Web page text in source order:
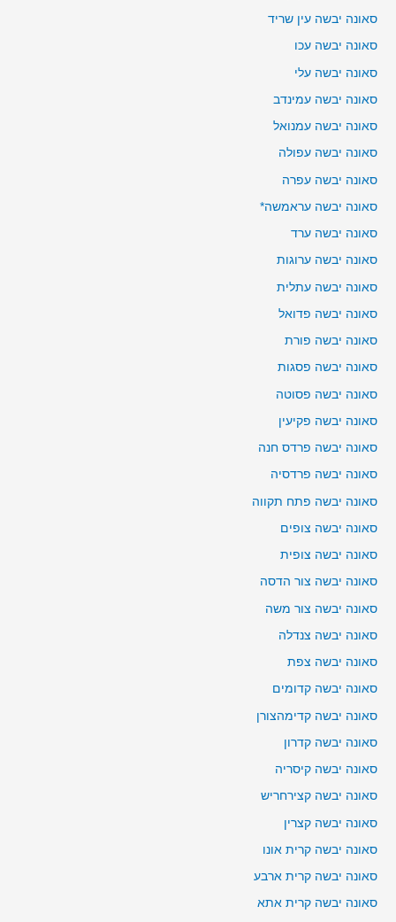
סאונה יבשה עין שריד
סאונה יבשה עכו
סאונה יבשה עלי
סאונה יבשה עמינדב
סאונה יבשה עמנואל
סאונה יבשה עפולה
סאונה יבשה עפרה
סאונה יבשה עראמשה*
סאונה יבשה ערד
סאונה יבשה ערוגות
סאונה יבשה עתלית
סאונה יבשה פדואל
סאונה יבשה פורת
סאונה יבשה פסגות
סאונה יבשה פסוטה
סאונה יבשה פקיעין
סאונה יבשה פרדס חנה
סאונה יבשה פרדסיה
סאונה יבשה פתח תקווה
סאונה יבשה צופים
סאונה יבשה צופית
סאונה יבשה צור הדסה
סאונה יבשה צור משה
סאונה יבשה צנדלה
סאונה יבשה צפת
סאונה יבשה קדומים
סאונה יבשה קדימהצורן
סאונה יבשה קדרון
סאונה יבשה קיסריה
סאונה יבשה קצירחריש
סאונה יבשה קצרין
סאונה יבשה קרית אונו
סאונה יבשה קרית ארבע
סאונה יבשה קרית אתא